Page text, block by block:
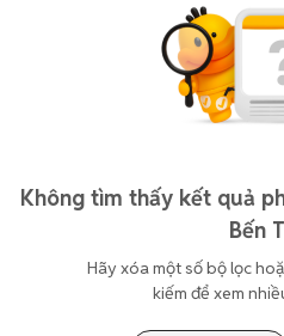
Không tìm thấy kết quả
Bến
Hãy xóa một số bộ lọc
kiếm để xem